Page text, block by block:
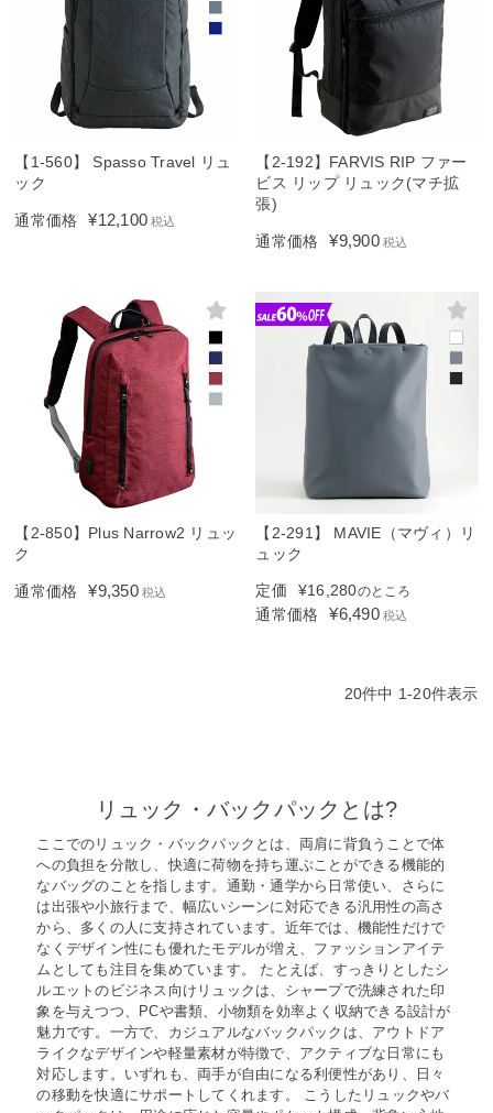
【1-560】 Spasso Travel リュ
ック
通常価格 ¥12,100 税込
【2-192】FARVIS RIP ファー
ビス リップ リュック(マチ拡
張)
通常価格 ¥9,900 税込
【2-850】Plus Narrow2 リュッ
ク
通常価格 ¥9,350 税込
【2-291】 MAVIE（マヴィ）リ
ュック
定価 ¥16,280のところ
通常価格 ¥6,490 税込
20件中 1-20件表示
リュック・バックパックとは?
ここでのリュック・バックパックとは、両肩に背負うことで体
への負担を分散し、快適に荷物を持ち運ぶことができる機能的
なバッグのことを指します。通勤・通学から日常使い、さらに
は出張や小旅行まで、幅広いシーンに対応できる汎用性の高さ
から、多くの人に支持されています。近年では、機能性だけで
なくデザイン性にも優れたモデルが増え、ファッションアイテ
ムとしても注目を集めています。 たとえば、すっきりとしたシ
ルエットのビジネス向けリュックは、シャープで洗練された印
象を与えつつ、PCや書類、小物類を効率よく収納できる設計が
魅力です。一方で、カジュアルなバックパックは、アウトドア
ライクなデザインや軽量素材が特徴で、アクティブな日常にも
対応します。いずれも、両手が自由になる利便性があり、日々
の移動を快適にサポートしてくれます。 こうしたリュックやバ